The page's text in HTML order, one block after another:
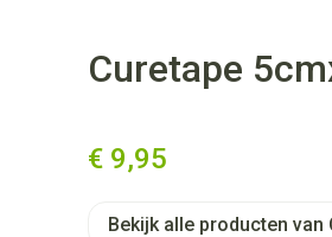
Curetape
€ 9,95
Bekijk alle producten van